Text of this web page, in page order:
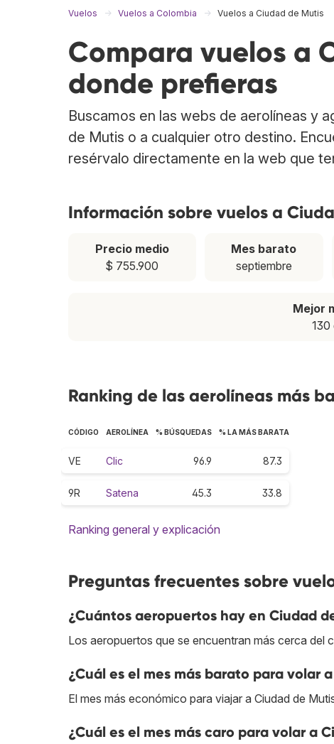
Vuelos Vuelos a Colombia Vuelos a Ciudad de Mutis
Compara vuelos a
donde prefieras
Buscamos en las webs de aerolíneas y
de Mutis o a cualquier otro destino.
resérvalo directamente en la web que
Información sobre vuelos a
Precio medio
$ 755.900
Mes barato
septiembre
Mejor
130
Ranking de las aerolíneas más
CÓDIGO AEROLÍNEA % BÚSQUEDAS % LA MÁS BARATA
VE Clic 96.9 87.3
9R Satena 45.3 33.8
Ranking general y explicación
Preguntas frecuentes sobre
¿Cuántos aeropuertos hay en Ciudad
Los aeropuertos que se encuentran más cerca del
¿Cuál es el mes más barato para volar
El mes más económico para viajar a Ciudad de
¿Cuál es el mes más caro para volar a